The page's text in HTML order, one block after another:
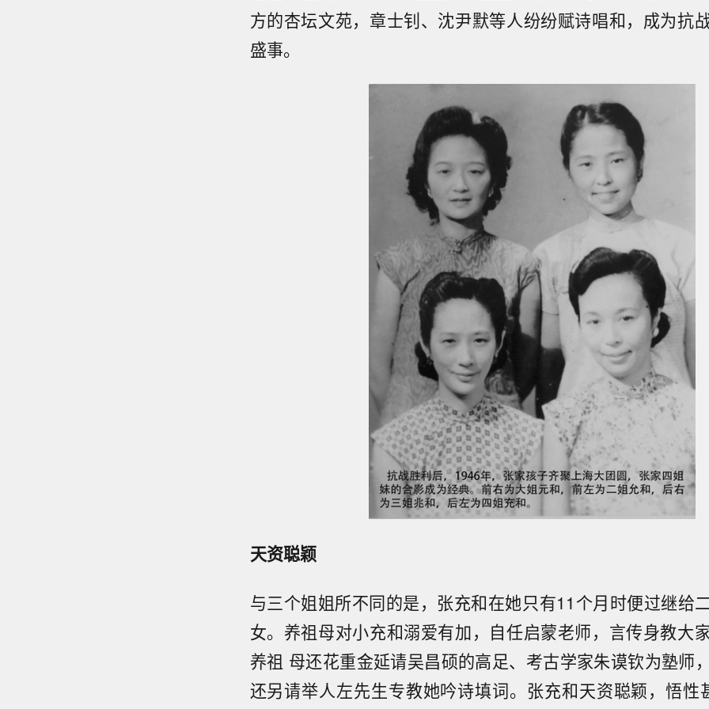
方的杏坛文苑，章士钊、沈尹默等人纷纷赋诗唱和，成为抗
盛事。
天资聪颖
与三个姐姐所不同的是，张充和在她只有11个月时便过继给
女。养祖母对小充和溺爱有加，自任启蒙老师，言传身教大
养祖 母还花重金延请吴昌硕的高足、考古学家朱谟钦为塾师
还另请举人左先生专教她吟诗填词。张充和天资聪颖，悟性